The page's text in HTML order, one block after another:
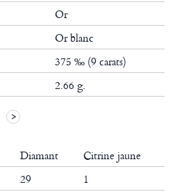
Or
Or blanc
375 ‰ (9 carats)
2.66 g.
Diamant
Citrine jaune
29
1